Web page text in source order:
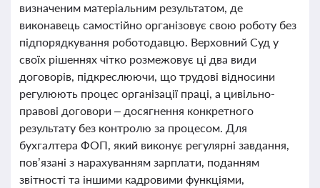
визначеним матеріальним результатом, де
виконавець самостійно організовує свою роботу без
підпорядкування роботодавцю. Верховний Суд у
своїх рішеннях чітко розмежовує ці два види
договорів, підкреслюючи, що трудові відносини
регулюють процес організації праці, а цивільно-
правові договори – досягнення конкретного
результату без контролю за процесом. Для
бухгалтера ФОП, який виконує регулярні завдання,
пов’язані з нарахуванням зарплати, поданням
звітності та іншими кадровими функціями,